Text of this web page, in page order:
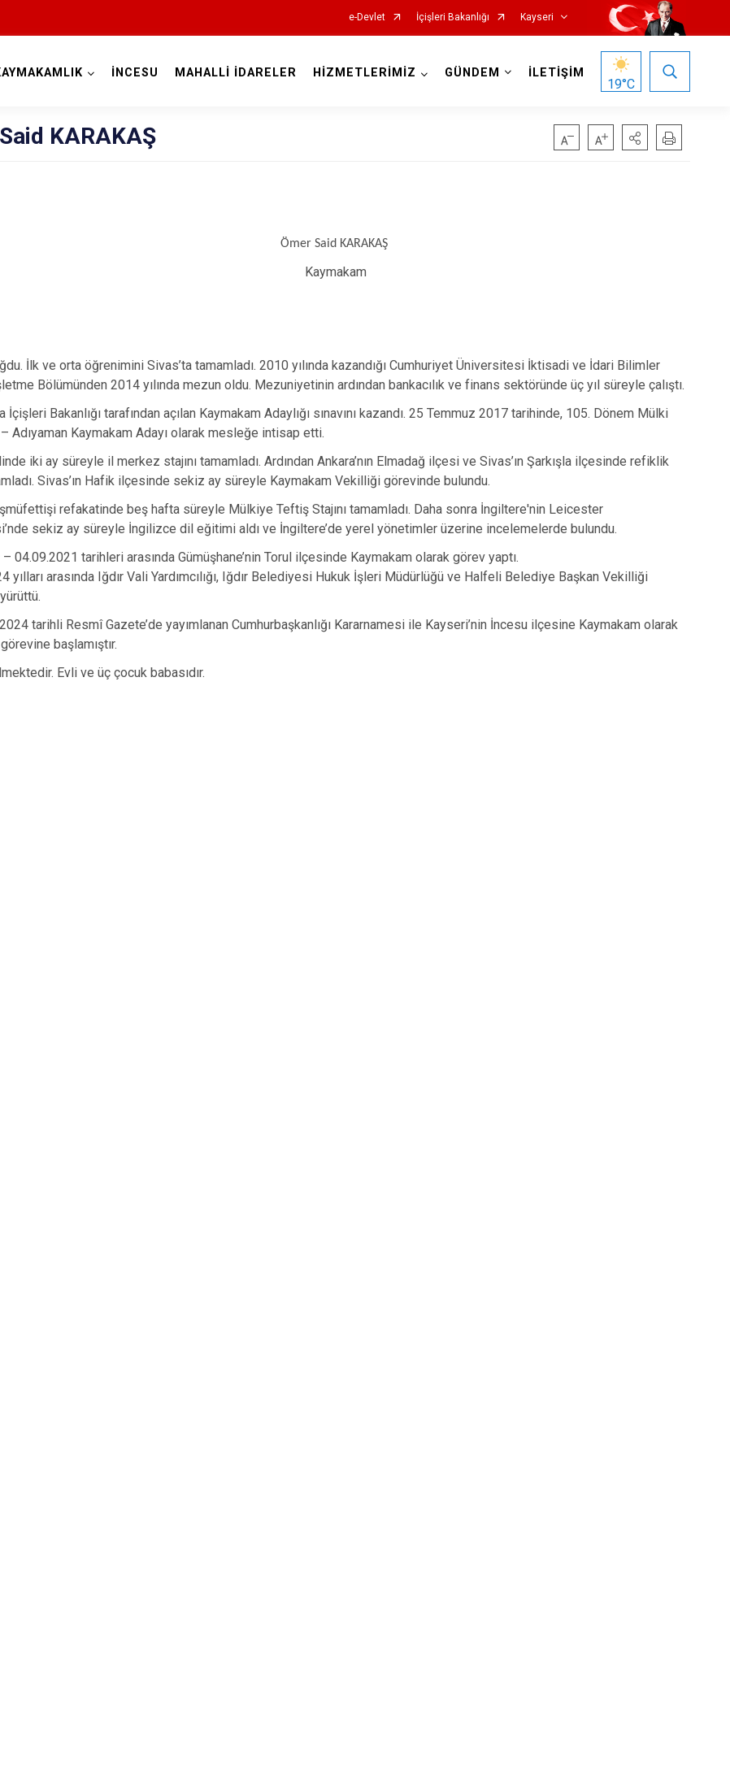
e-Devlet İçişleri Bakanlığı Kayseri
Akkışla
Bünyan
İncesu
Kocasinan
Melikgazi
Tomarza
Yahyalı
İNCESU MAHALLİ İDARELER HİZMETLERİMİZ GÜNDEM İLETİŞİM
19°C
KARAKAŞ
Ömer Said KARAKAŞ
Kaymakam
İlk ve orta öğrenimini Sivas’ta tamamladı. 2010 yılında kazandığı Cumhuriyet Üniversitesi İktisadi ve İdari Bilimler
Bölümünden 2014 yılında mezun oldu. Mezuniyetinin ardından bankacılık ve finans sektöründe üç yıl süreyle çalıştı.
İçişleri Bakanlığı tarafından açılan Kaymakam Adaylığı sınavını kazandı. 25 Temmuz 2017 tarihinde, 105. Dönem Mülki
Adıyaman Kaymakam Adayı olarak mesleğe intisap etti.
iki ay süreyle il merkez stajını tamamladı. Ardından Ankara’nın Elmadağ ilçesi ve Sivas’ın Şarkışla ilçesinde refiklik
Sivas’ın Hafik ilçesinde sekiz ay süreyle Kaymakam Vekilliği görevinde bulundu.
refakatinde beş hafta süreyle Mülkiye Teftiş Stajını tamamladı. Daha sonra İngiltere'nin Leicester
sekiz ay süreyle İngilizce dil eğitimi aldı ve İngiltere’de yerel yönetimler üzerine incelemelerde bulundu.
04.09.2021 tarihleri arasında Gümüşhane’nin Torul ilçesinde Kaymakam olarak görev yaptı.
yılları arasında Iğdır Vali Yardımcılığı, Iğdır Belediyesi Hukuk İşleri Müdürlüğü ve Halfeli Belediye Başkan Vekilliği
tarihli Resmî Gazete’de yayımlanan Cumhurbaşkanlığı Kararnamesi ile Kayseri’nin İncesu ilçesine Kaymakam olarak
başlamıştır.
Evli ve üç çocuk babasıdır.